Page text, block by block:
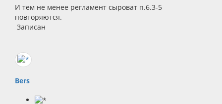
И тем не менее регламент сыроват п.6.3-5
повторяются.
Записан
Bers